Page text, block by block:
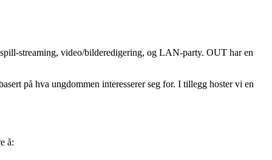
streaming, video/bilderedigering, og LAN-party. OUT har en
på hva ungdommen interesserer seg for. I tillegg hoster vi en
å: